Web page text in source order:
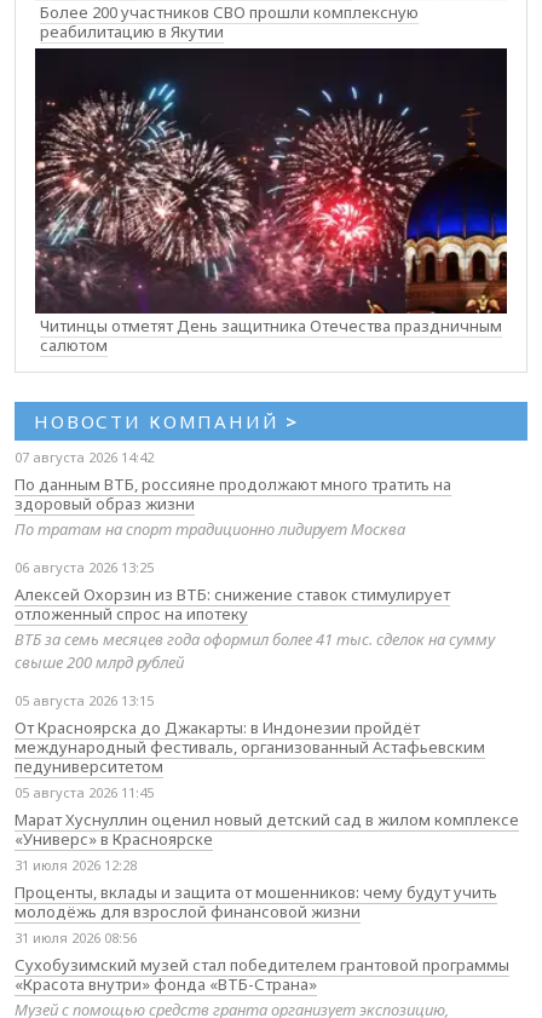
Более 200 участников СВО прошли комплексную
реабилитацию в Якутии
Читинцы отметят День защитника Отечества праздничным
салютом
НОВОСТИ КОМПАНИЙ >
07 августа 2026 14:42
По данным ВТБ, россияне продолжают много тратить на
здоровый образ жизни
По тратам на спорт традиционно лидирует Москва
06 августа 2026 13:25
Алексей Охорзин из ВТБ: снижение ставок стимулирует
отложенный спрос на ипотеку
ВТБ за семь месяцев года оформил более 41 тыс. сделок на сумму
свыше 200 млрд рублей
05 августа 2026 13:15
От Красноярска до Джакарты: в Индонезии пройдёт
международный фестиваль, организованный Астафьевским
педуниверситетом
05 августа 2026 11:45
Марат Хуснуллин оценил новый детский сад в жилом комплексе
«Универс» в Красноярске
31 июля 2026 12:28
Проценты, вклады и защита от мошенников: чему будут учить
молодёжь для взрослой финансовой жизни
31 июля 2026 08:56
Сухобузимский музей стал победителем грантовой программы
«Красота внутри» фонда «ВТБ-Страна»
Музей с помощью средств гранта организует экспозицию,